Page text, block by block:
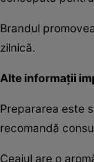
Brandul
zilnică.
Alte informații
Prepararea este
recomandă
Ceaiul are o